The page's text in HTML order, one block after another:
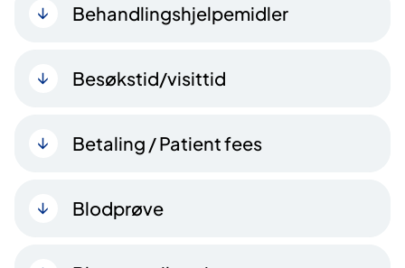
Behandlingshjelpemidler
Besøkstid/visittid
Betaling / Patient fees
Blodprøve